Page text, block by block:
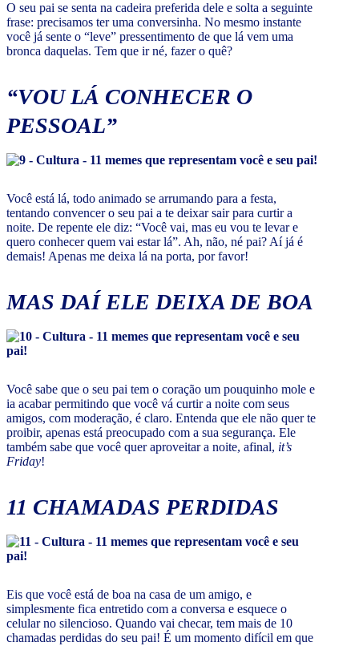
O seu pai se senta na cadeira preferida dele e solta a seguinte
frase: precisamos ter uma conversinha. No mesmo instante
você já sente o “leve” pressentimento de que lá vem uma
bronca daquelas. Tem que ir né, fazer o quê?
“VOU LÁ CONHECER O
PESSOAL”
Você está lá, todo animado se arrumando para a festa,
tentando convencer o seu pai a te deixar sair para curtir a
noite. De repente ele diz: “Você vai, mas eu vou te levar e
quero conhecer quem vai estar lá”. Ah, não, né pai? Aí já é
demais! Apenas me deixa lá na porta, por favor!
MAS DAÍ ELE DEIXA DE BOA
Você sabe que o seu pai tem o coração um pouquinho mole e
ia acabar permitindo que você vá curtir a noite com seus
amigos, com moderação, é claro. Entenda que ele não quer te
proibir, apenas está preocupado com a sua segurança. Ele
também sabe que você quer aproveitar a noite, afinal, it’s
Friday!
11 CHAMADAS PERDIDAS
Eis que você está de boa na casa de um amigo, e
simplesmente fica entretido com a conversa e esquece o
celular no silencioso. Quando vai checar, tem mais de 10
chamadas perdidas do seu pai! É um momento difícil em que